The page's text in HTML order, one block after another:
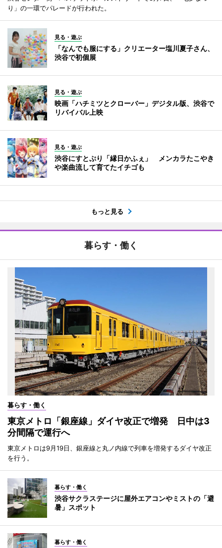
り」の一環でパレードが行われた。
見る・遊ぶ
「なんでも服にする」クリエーター塩川夏子さん、
渋谷で初個展
見る・遊ぶ
映画「ハチミツとクローバー」デジタル版、渋谷で
リバイバル上映
見る・遊ぶ
渋谷にすとぷり「縁日かふぇ」 メンカラたこやき
や楽曲流して育てたイチゴも
もっと見る
暮らす・働く
暮らす・働く
東京メトロ「銀座線」ダイヤ改正で増発 日中は3
分間隔で運行へ
東京メトロは9月19日、銀座線と丸ノ内線で列車を増発するダイヤ改正
を行う。
暮らす・働く
渋谷サクラステージに屋外エアコンやミストの「避
暑」スポット
暮らす・働く